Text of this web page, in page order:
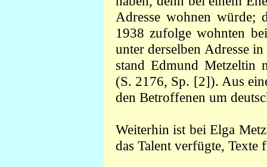
Adresse wohnen würde;
1938 zufolge wohnten
unter derselben Adresse
stand Edmund
(S. 2176, Sp. [2]). Aus
den Betroffenen um
Weiterhin ist bei Elga
das Talent verfügte, Texte